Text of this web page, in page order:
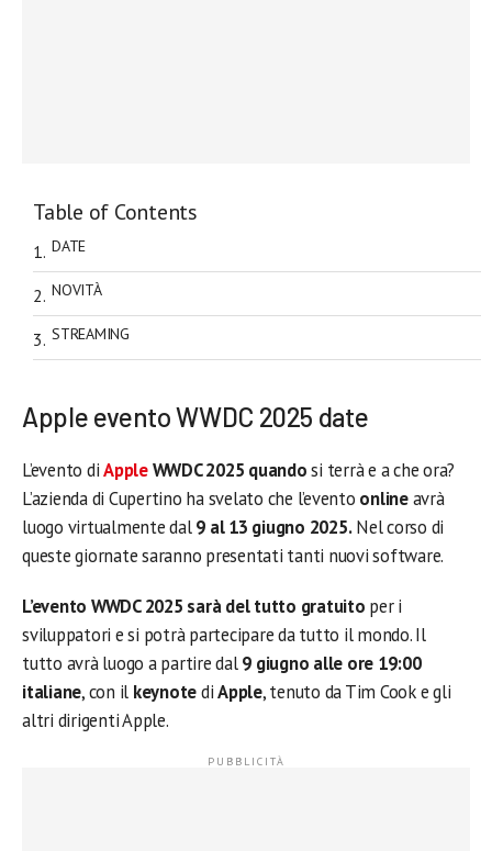
Table of Contents
DATE
NOVITÀ
STREAMING
Apple evento WWDC 2025 date
L’evento diAppleWWDC 2025 quandosi terrà e a che ora?
L’azienda di Cupertino ha svelato che l’evento onlineavrà
luogo virtualmente dal9 al 13 giugno 2025.Nel corso di
queste giornate saranno presentati tanti nuovi software.
L’evento WWDC 2025 sarà del tutto gratuito per i
sviluppatori e si potrà partecipare da tutto il mondo. Il
tutto avrà luogo a partire dal9 giugno alle ore 19:00
italiane, con il keynotediApple, tenuto da Tim Cook e gli
altri dirigenti Apple.